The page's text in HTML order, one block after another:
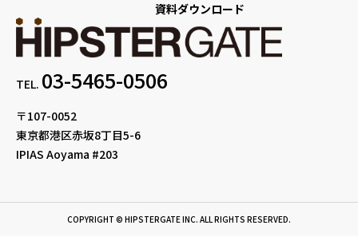
TEL. 03-5465-0506
〒107-0052
東京都港区赤坂8丁目5-6
IPIAS Aoyama #203
資料ダウンロード
COPYRIGHT © HIPSTERGATE INC. ALL RIGHTS RESERVED.